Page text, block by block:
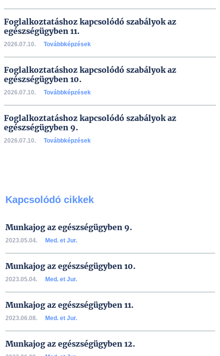
Foglalkoztatáshoz kapcsolódó szabályok az
egészségügyben 11.
2026.07.10. Továbbképzések
Foglalkoztatáshoz kapcsolódó szabályok az
egészségügyben 10.
2026.07.10. Továbbképzések
Foglalkoztatáshoz kapcsolódó szabályok az
egészségügyben 9.
2026.07.10. Továbbképzések
Kapcsolódó cikkek
Munkajog az egészségügyben 9.
2023.05.04. Med. et Jur.
Munkajog az egészségügyben 10.
2023.05.04. Med. et Jur.
Munkajog az egészségügyben 11.
2023.06.08. Med. et Jur.
Munkajog az egészségügyben 12.